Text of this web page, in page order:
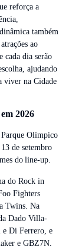
reforça a
também
ao
cada dia serão
ajudando
viver na Cidade
2026
Olímpico
de setembro
do line-up.
do Rock in
Fighters
Twins. Na
Dado Villa-
Di Ferrero, e
e GBZ7N.